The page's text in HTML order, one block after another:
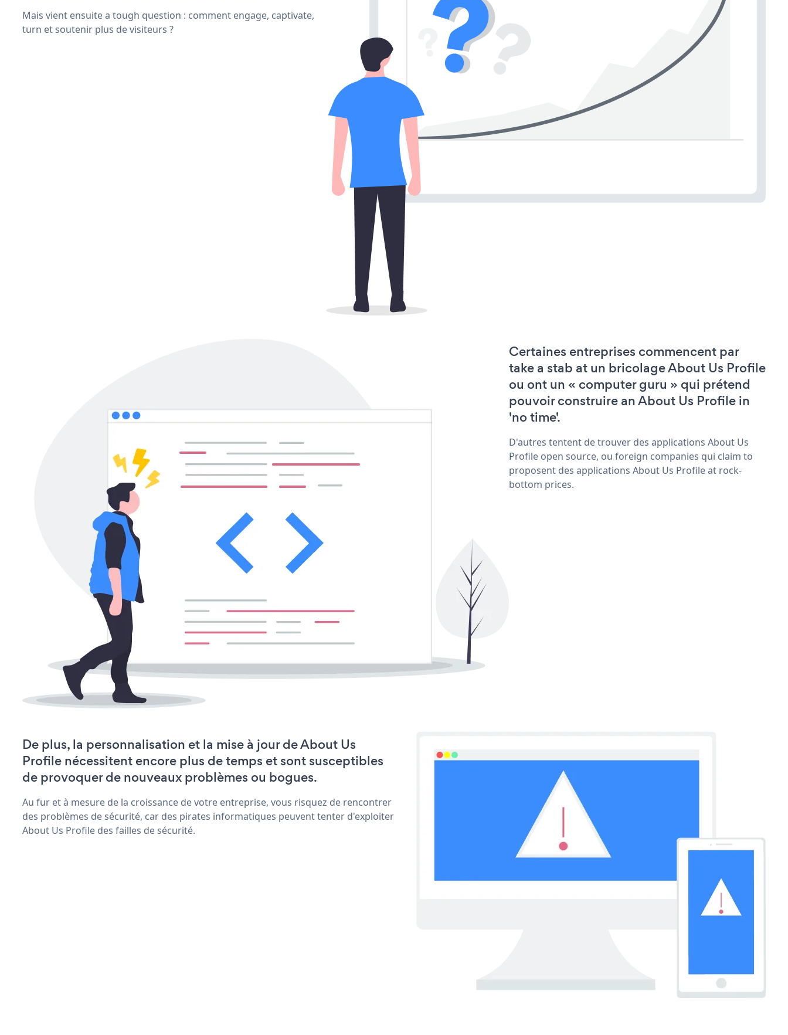
Mais vient ensuite a tough question : comment engage, captivate,
turn et soutenir plus de visiteurs ?
Certaines entreprises commencent par
take a stab at un bricolage About Us Profile
ou ont un « computer guru » qui prétend
pouvoir construire an About Us Profile in
'no time'.
D'autres tentent de trouver des applications About Us
Profile open source, ou foreign companies qui claim to
proposent des applications About Us Profile at rock-
bottom prices.
De plus, la personnalisation et la mise à jour de About Us
Profile nécessitent encore plus de temps et sont susceptibles
de provoquer de nouveaux problèmes ou bogues.
Au fur et à mesure de la croissance de votre entreprise, vous risquez de rencontrer
des problèmes de sécurité, car des pirates informatiques peuvent tenter d'exploiter
About Us Profile des failles de sécurité.